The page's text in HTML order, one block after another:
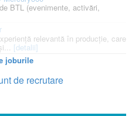
BTL (evenimente, activări,
relevantă în producție, care
[detalii]
joburile
de recrutare